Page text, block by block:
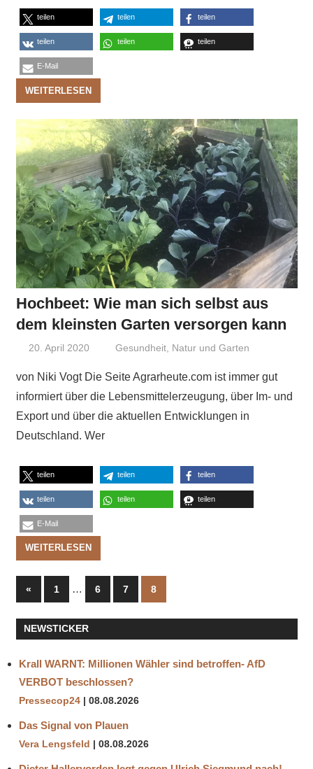
teilen teilen teilen
teilen teilen teilen
E-Mail
WEITERLESEN
Hochbeet: Wie man sich selbst aus
dem kleinsten Garten versorgen kann
20. April 2020 Niki Vogt
Gesundheit Natur und Garten
von Niki Vogt Die Seite Agrarheute.com ist immer gut
informiert über die Lebensmittelerzeugung, über Im- und
Export und über die aktuellen Entwicklungen in
Deutschland. Wer
teilen teilen teilen
teilen teilen teilen
E-Mail
WEITERLESEN
Seitennummerierung
der
Beiträge
«Vorherige
Beiträge
1 … 6 7 8
NEWSTICKER
Krall WARNT: Millionen Wähler sind betroffen- AfD
VERBOT beschlossen?
Pressecop24 08.08.2026
Das Signal von Plauen
Vera Lengsfeld 08.08.2026